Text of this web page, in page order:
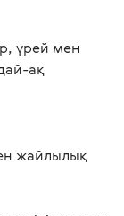
үрей мен
ақ
жайлылық